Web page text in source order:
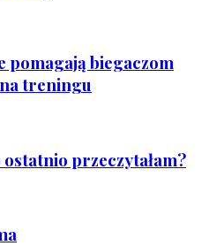
pomagają biegaczom
treningu
przeczytałam?